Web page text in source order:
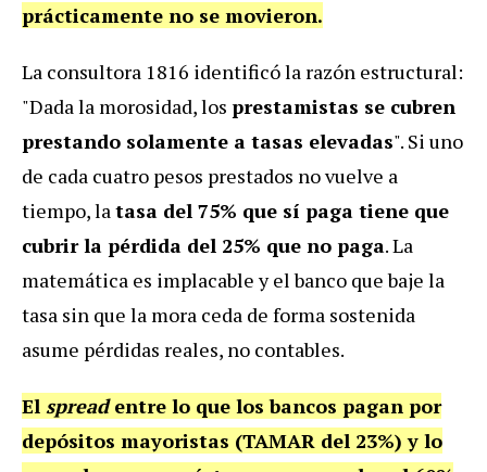
prácticamente no se movieron.
La consultora 1816 identificó la razón estructural:
"Dada la morosidad, los prestamistas se cubren
prestando solamente a tasas elevadas". Si uno
de cada cuatro pesos prestados no vuelve a
tiempo, la tasa del 75% que sí paga tiene que
cubrir la pérdida del 25% que no paga. La
matemática es implacable y el banco que baje la
tasa sin que la mora ceda de forma sostenida
asume pérdidas reales, no contables.
El spreadentre lo que los bancos pagan por
depósitos mayoristas (TAMAR del 23%) y lo